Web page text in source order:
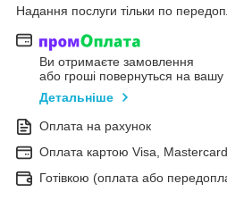
Надання послуги тільки по
Ви отримаєте замовлення
або гроші повернуться на вашу
Детальніше
Оплата на рахунок
Оплата картою Visa,
Готівкою (оплата або